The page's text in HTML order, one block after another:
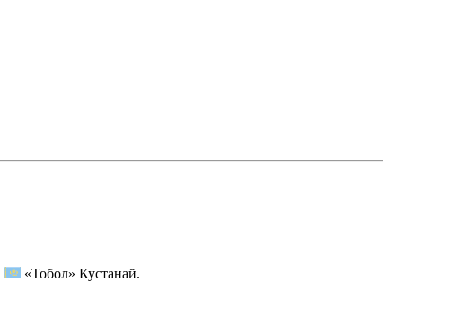
«Тобол» Кустанай.